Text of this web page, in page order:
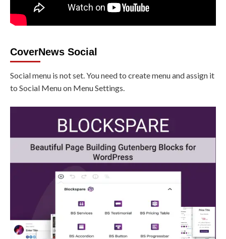
CoverNews Social
Social menu is not set. You need to create menu and assign it
to Social Menu on Menu Settings.